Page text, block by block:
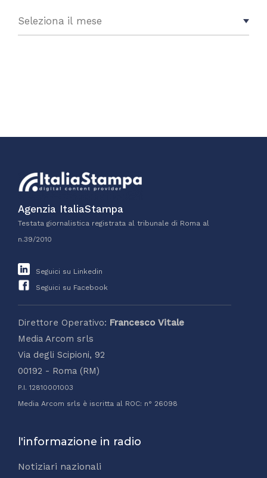
Agenzia ItaliaStampa
Testata giornalistica registrata al tribunale di Roma al
n.39/2010
Seguici su Linkedin
Seguici su Facebook
Direttore Operativo: Francesco Vitale
Media Arcom srls
Via degli Scipioni, 92
00192 - Roma (RM)
P.I. 12810001003
Media Arcom srls è iscritta al ROC: n° 26098
l'informazione in radio
Notiziari nazionali